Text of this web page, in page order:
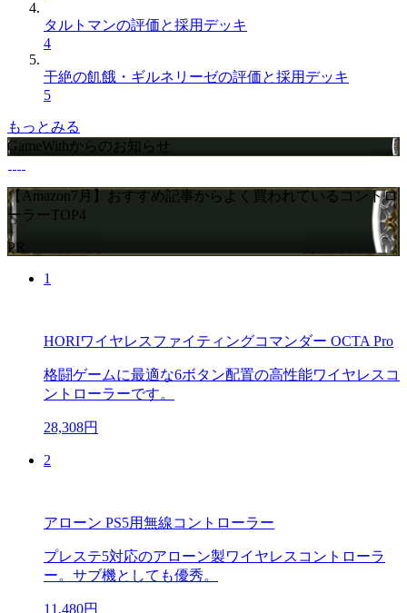
タルトマンの評価と採用デッキ
4
干絶の飢餓・ギルネリーゼの評価と採用デッキ
5
もっとみる
GameWithからのお知らせ
【Amazon7月】おすすめ記事からよく買われているコントロ
ーラーTOP4
PR
1
HORIワイヤレスファイティングコマンダー OCTA Pro
格闘ゲームに最適な6ボタン配置の高性能ワイヤレスコ
ントローラーです。
28,308円
2
アローン PS5用無線コントローラー
プレステ5対応のアローン製ワイヤレスコントローラ
ー。サブ機としても優秀。
11,480円